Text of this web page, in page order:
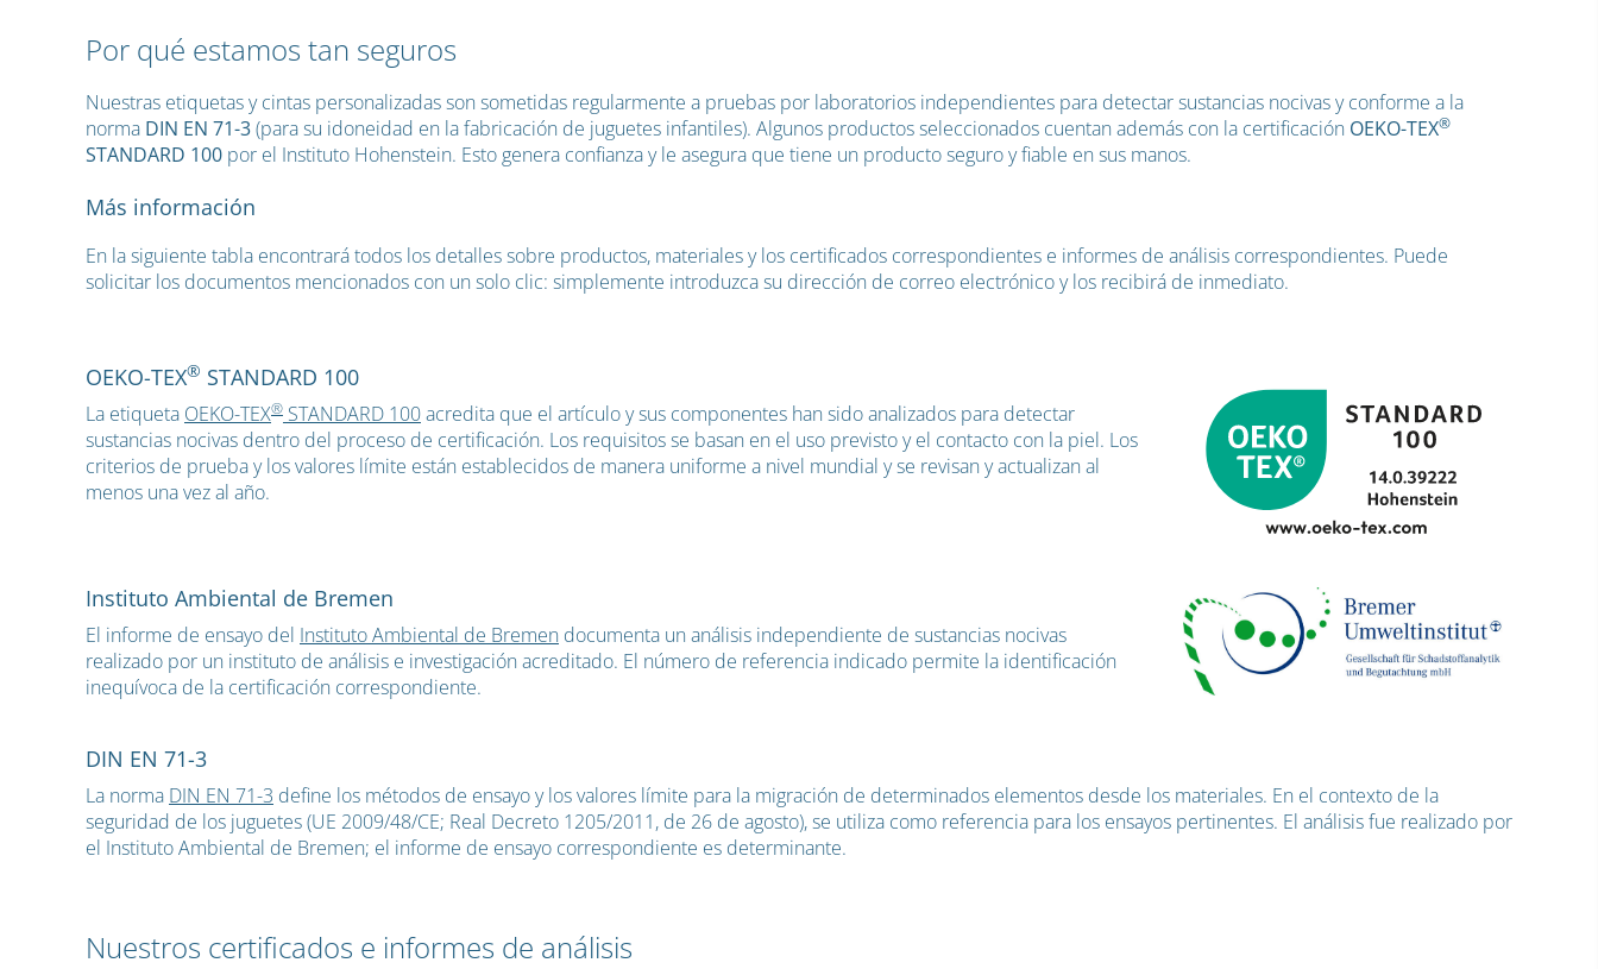
Por qué estamos tan seguros
Nuestras etiquetas y cintas personalizadas son sometidas regularmente a pruebas por laboratorios independientes para detectar sustancias nocivas y conforme a la
norma DIN EN 71-3(para su idoneidad en la fabricación de juguetes infantiles). Algunos productos seleccionados cuentan además con la certificación OEKO-TEX®
STANDARD 100 por el Instituto Hohenstein. Esto genera confianza y le asegura que tiene un producto seguro y fiable en sus manos.
Más información
En la siguiente tabla encontrará todos los detalles sobre productos, materiales y los certificados correspondientes e informes de análisis correspondientes. Puede
solicitar los documentos mencionados con un solo clic: simplemente introduzca su dirección de correo electrónico y los recibirá de inmediato.
OEKO-TEX® STANDARD 100
La etiqueta OEKO-TEX® STANDARD 100acredita que el artículo y sus componentes han sido analizados para detectar
sustancias nocivas dentro del proceso de certificación. Los requisitos se basan en el uso previsto y el contacto con la piel. Los
criterios de prueba y los valores límite están establecidos de manera uniforme a nivel mundial y se revisan y actualizan al
menos una vez al año.
Instituto Ambiental de Bremen
El informe de ensayo del Instituto Ambiental de Bremen documenta un análisis independiente de sustancias nocivas
realizado por un instituto de análisis e investigación acreditado. El número de referencia indicado permite la identificación
inequívoca de la certificación correspondiente.
DIN EN 71-3
La norma DIN EN 71-3 define los métodos de ensayo y los valores límite para la migración de determinados elementos desde los materiales. En el contexto de la
seguridad de los juguetes (UE 2009/48/CE; Real Decreto 1205/2011, de 26 de agosto), se utiliza como referencia para los ensayos pertinentes. El análisis fue realizado por
el Instituto Ambiental de Bremen; el informe de ensayo correspondiente es determinante.
Nuestros certificados e informes de análisis